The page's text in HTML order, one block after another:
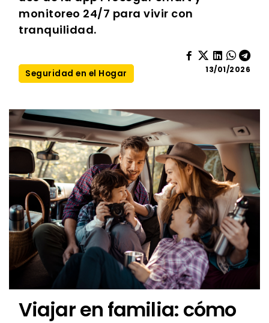
monitoreo 24/7 para vivir con
tranquilidad.
Seguridad en el Hogar 13/01/2026
Viajar en familia: cómo